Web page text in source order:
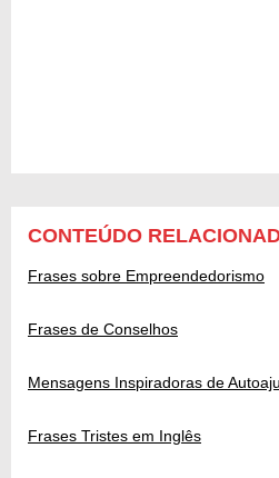
CONTEÚDO
Frases sobre Empreendedorismo
Frases de Conselhos
Mensagens Inspiradoras de
Frases Tristes em Inglês